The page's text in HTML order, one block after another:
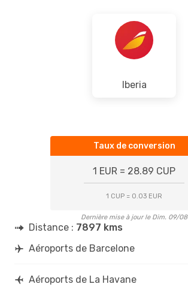
Iberia
Taux de conversion
1 EUR = 28.89 CUP
1 CUP = 0.03 EUR
Dernière mise à jour le Dim. 09/08
Distance : 7897 kms
Aéroports de Barcelone
Aéroports de La Havane